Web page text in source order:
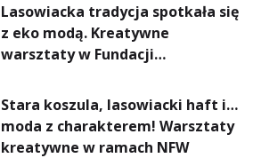
Lasowiacka tradycja spotkała się
z eko modą. Kreatywne
warsztaty w Fundacji
Stara koszula, lasowiacki haft i…
moda z charakterem! Warsztaty
kreatywne w ramach NFW